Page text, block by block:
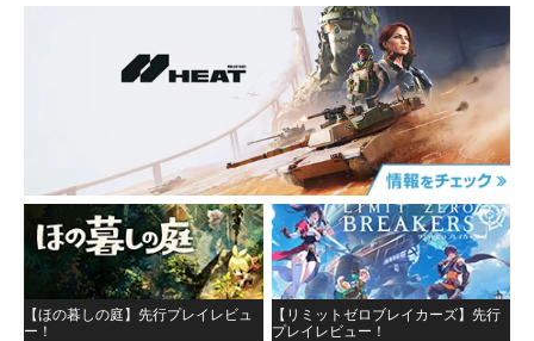
【ほの暮しの庭】先行プレイレビュ
ー！
【リミットゼロブレイカーズ】先行
プレイレビュー！